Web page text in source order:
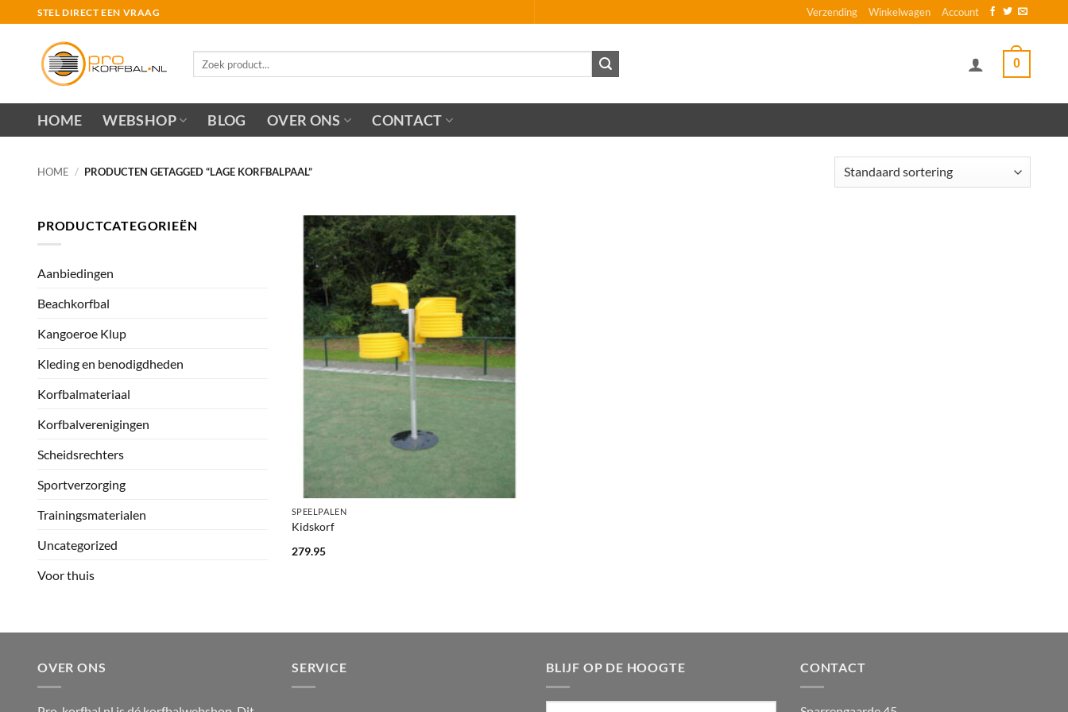
naar
STEL DIRECT EEN VRAAG Verzending Winkelwagen Account
0
HOME WEBSHOP BLOG OVER ONS CONTACT
HOME / PRODUCTEN GETAGGED “LAGE KORFBALPAAL”
PRODUCTCATEGORIEËN
Aanbiedingen
Beachkorfbal
Kangoeroe Klup
Kleding en benodigdheden
Korfbalmateriaal
Korfbalverenigingen
Scheidsrechters
Sportverzorging
Trainingsmaterialen
Uncategorized
Voor thuis
SPEELPALEN
Kidskorf
279.95
OVER ONS SERVICE BLIJF OP DE HOOGTE CONTACT